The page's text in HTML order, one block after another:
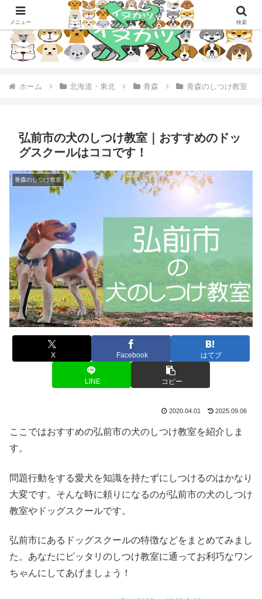
ホーム 北海道・東北 青森 青森のしつけ教室
弘前市の犬のしつけ教室｜おすすめのドッ
グスクールはココです！
青森のしつけ教室
X Facebook はてブ
LINE コピー
2020.04.01 2025.09.06
ここではおすすめの弘前市の犬のしつけ教室を紹介しま
す。
問題行動をする愛犬を知識を持たずにしつけるのはかなり
大変です。そんな時に頼りになるのが弘前市の犬のしつけ
教室やドッグスクールです。
弘前市にあるドッグスクールの特徴などをまとめてみまし
た。あなたにピッタリのしつけ教室に通ってお利巧なワン
ちゃんにしてあげましょう！
メニュー 検索